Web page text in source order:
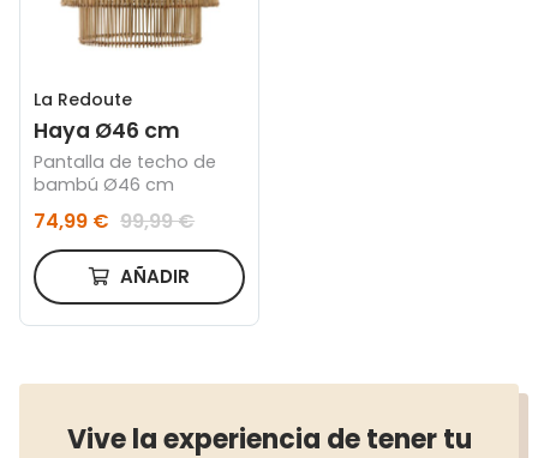
La Redoute
Haya Ø46 cm
Pantalla de techo de
bambú Ø46 cm
74,99 € 99,99 €
AÑADIR
Vive la experiencia de tener tu